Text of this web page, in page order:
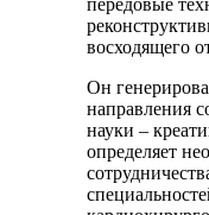
передовые
восходящего
Он
направления
науки –
определяет